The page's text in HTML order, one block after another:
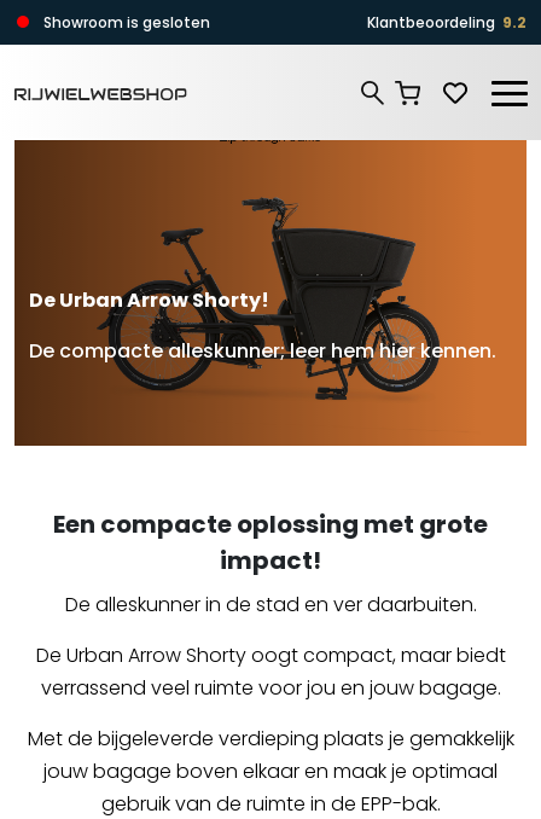
Zoeken
Showroom is gesloten Klantbeoordeling 9.2
De Urban Arrow Shorty!
De compacte alleskunner; leer hem hier kennen.
Een compacte oplossing met grote
impact!
De alleskunner in de stad en ver daarbuiten.
De Urban Arrow Shorty oogt compact, maar biedt
verrassend veel ruimte voor jou en jouw bagage.
Met de bijgeleverde verdieping plaats je gemakkelijk
jouw bagage boven elkaar en maak je optimaal
gebruik van de ruimte in de EPP-bak.